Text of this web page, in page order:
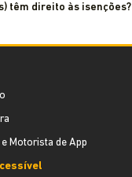
têm direito às isenções?
e Motorista de App